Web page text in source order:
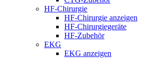
HF-Chirurgie
HF-Chirurgie anzeigen
HF-Chirurgiegeräte
HF-Zubehör
EKG
EKG anzeigen